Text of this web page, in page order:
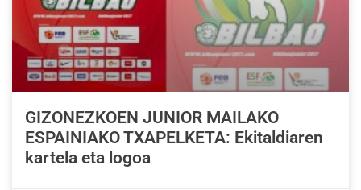
GIZONEZKOEN JUNIOR MAILAKO
ESPAINIAKO TXAPELKETA: Ekitaldiaren
kartela eta logoa